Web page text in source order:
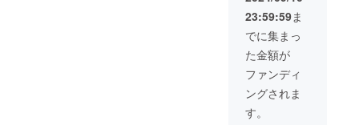
あった
場合実
施出来
ない可
能性が
ありま
す
してい
る動画
をご確
認くだ
さい
❏Live
配信の
内容決
をご確
認くだ
さい ❏
オリジ
ナルア
クリル
キーホ
ルダー
提供 ※
カード
サイズ
は、約
8.3mm
×約
5.2mm
、厚み
はLive
配信の
アーカ
イブが
残って
いる限
りとな
ります
23:59:59ま
でに集まっ
た金額が
ファンディ
ングされま
す。